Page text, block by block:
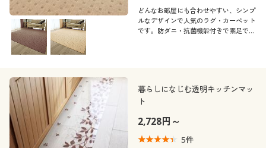
どんなお部屋にも合わせやすい、シンプ
ルなデザインで人気のラグ・カーペット
です。防ダニ・抗菌機能付きで素足でも
暮らしになじむ透明キッチンマッ
ト
2,728円～
5件